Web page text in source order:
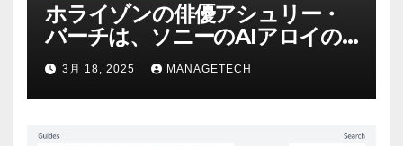
ホライゾンの俳優アシュリー・
バーチは、ソニーのAIアロイの
ビデオを見て「ゲームパフォー
マンスという芸術形式に不安を
感じた」と語る – IGN
3月 18, 2025 MANAGETECH